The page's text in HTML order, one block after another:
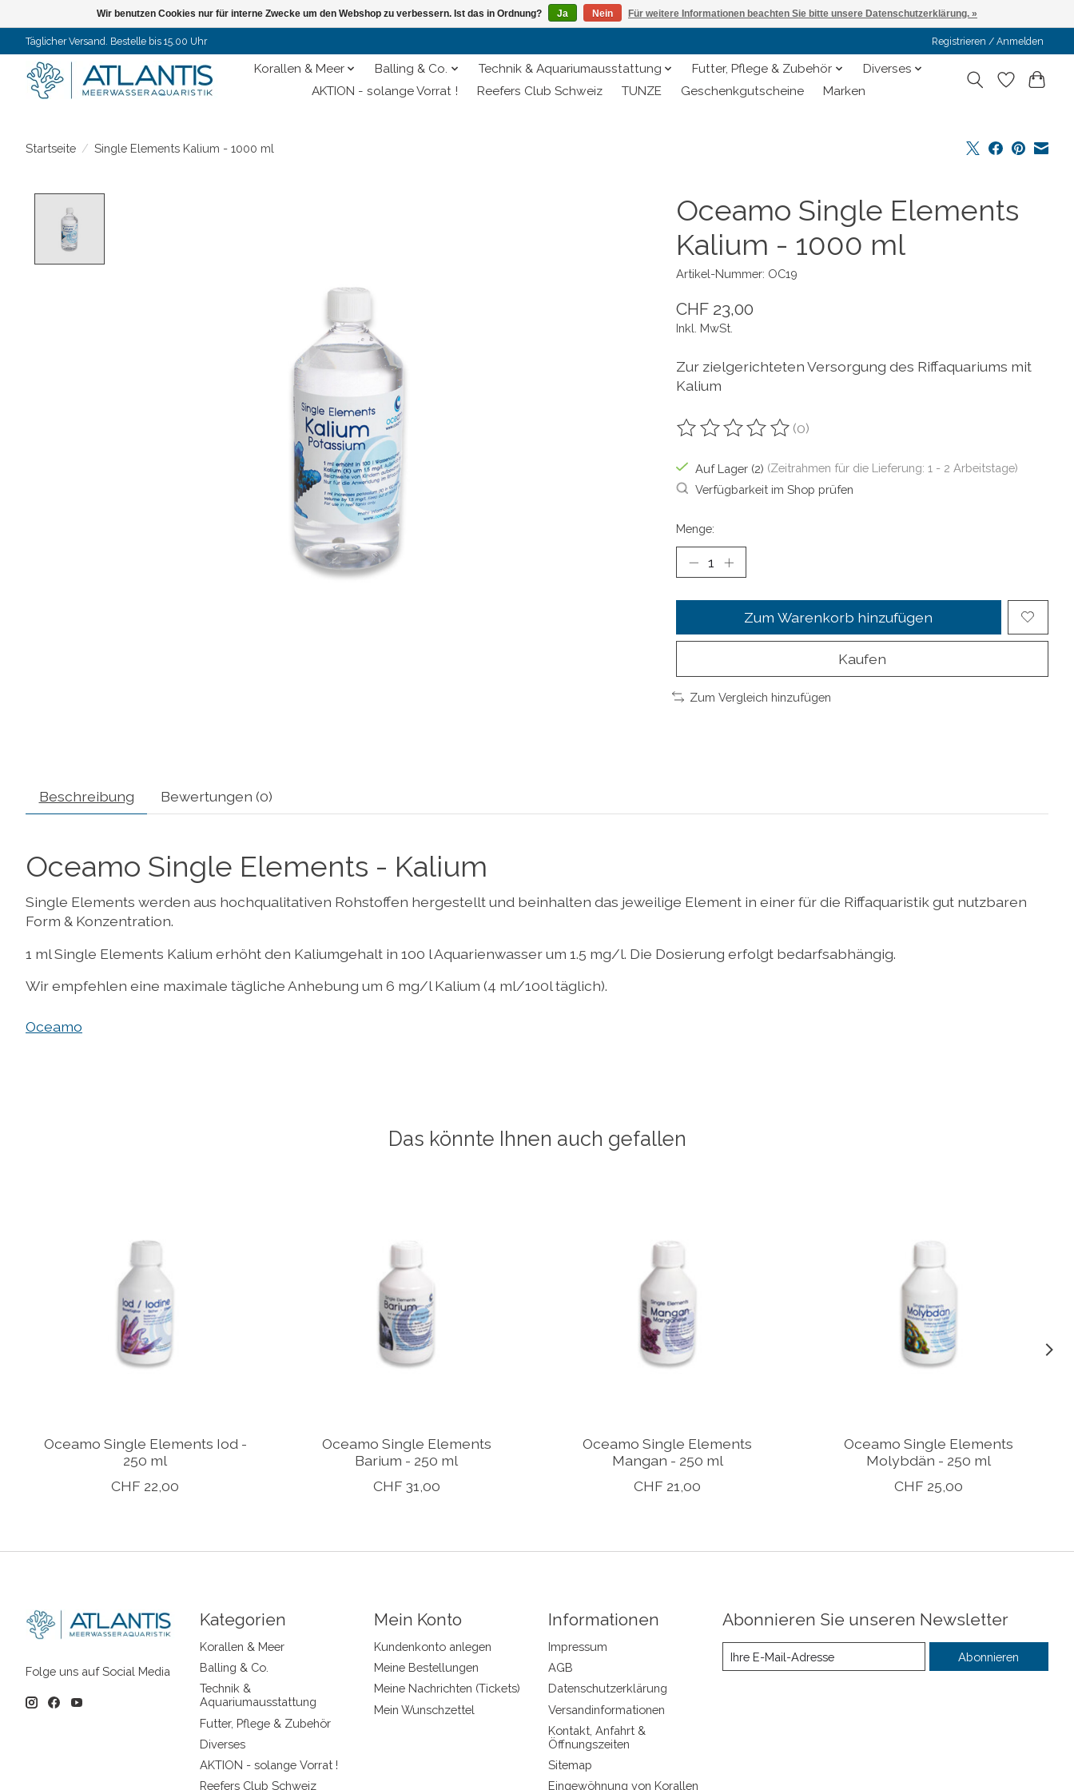
Täglicher Versand. Bestelle bis 15.00 Uhr Registrieren / Anmelden
Korallen & Meer Balling & Co. Technik & Aquariumausstattung Futter, Pflege & Zubehör
Diverses
AKTION - solange Vorrat !
Reefers Club Schweiz TUNZE Geschenkgutscheine Marken
Startseite / Single Elements Kalium - 1000 ml
Oceamo Single Elements
Kalium - 1000 ml
Artikel-Nummer: OC19
CHF 23,00
Inkl. MwSt.
Zur zielgerichteten Versorgung des Riffaquariums mit
Kalium
Die Bewertung dieses Produkts ist
(0)
Auf Lager (2) (Zeitrahmen für die Lieferung: 1 - 2 Arbeitstage)
Verfügbarkeit im Shop prüfen
Menge:
Zum Warenkorb hinzufügen
Kaufen
Zum Vergleich hinzufügen
Beschreibung Bewertungen (0)
Oceamo Single Elements - Kalium
Single Elements werden aus hochqualitativen Rohstoffen hergestellt und beinhalten das jeweilige Element in einer für die Riffaquaristik gut nutzbaren
Form & Konzentration.
1 ml Single Elements Kalium erhöht den Kaliumgehalt in 100 l Aquarienwasser um 1.5 mg/l. Die Dosierung erfolgt bedarfsabhängig.
Wir empfehlen eine maximale tägliche Anhebung um 6 mg/l Kalium (4 ml/100l täglich).
Oceamo
Das könnte Ihnen auch gefallen
Oceamo Single Elements Iod -
250 ml
CHF 22,00
Oceamo Single Elements
Barium - 250 ml
CHF 31,00
Oceamo Single Elements
Mangan - 250 ml
CHF 21,00
Oceamo Single Elements
Molybdän - 250 ml
CHF 25,00
Folge uns auf Social Media
Kategorien
Korallen & Meer
Balling & Co.
Technik &
Aquariumausstattung
Futter, Pflege & Zubehör
Diverses
AKTION - solange Vorrat !
Reefers Club Schweiz
Mein Konto
Kundenkonto anlegen
Meine Bestellungen
Meine Nachrichten (Tickets)
Mein Wunschzettel
Informationen
Impressum
AGB
Datenschutzerklärung
Versandinformationen
Kontakt, Anfahrt &
Öffnungszeiten
Sitemap
Eingewöhnung von Korallen
Abonnieren Sie unseren Newsletter
Abonnieren
Wir benutzen Cookies nur für interne Zwecke um den Webshop zu verbessern. Ist das in Ordnung? Ja Nein Für weitere Informationen beachten Sie bitte unsere Datenschutzerklärung. »